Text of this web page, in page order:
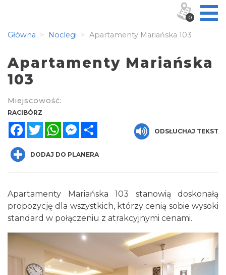
Główna Noclegi Apartamenty Mariańska 103
Apartamenty Mariańska
103
Miejscowość:
RACIBÓRZ
FacebookTwitterWhatsAppMessenger
ODSŁUCHAJ TEKST
DODAJ DO PLANERA
Apartamenty Mariańska 103 stanowią doskonałą
propozycję dla wszystkich, którzy cenią sobie wysoki
standard w połączeniu z atrakcyjnymi cenami.
0